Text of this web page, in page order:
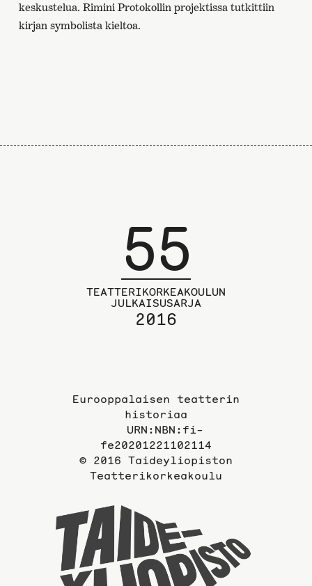
keskustelua. Rimini Protokollin projektissa tutkittiin
kirjan symbolista kieltoa.
55
TEATTERIKORKEAKOULUN
JULKAISUSARJA
2016
Eurooppalaisen teatterin
historiaa
URN:NBN:fi-
fe20201221102114
© 2016 Taideyliopiston
Teatterikorkeakoulu